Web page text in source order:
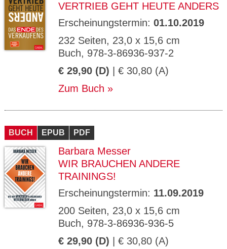
VERTRIEB GEHT HEUTE ANDERS
Erscheinungstermin: 01.10.2019
232 Seiten, 23,0 x 15,6 cm
Buch, 978-3-86936-937-2
€ 29,90 (D) | € 30,80 (A)
Zum Buch
BUCH EPUB PDF
Barbara Messer
WIR BRAUCHEN ANDERE
TRAININGS!
Erscheinungstermin: 11.09.2019
200 Seiten, 23,0 x 15,6 cm
Buch, 978-3-86936-936-5
€ 29,90 (D) | € 30,80 (A)